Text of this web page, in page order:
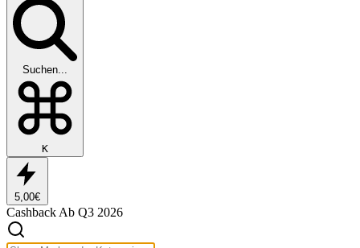
Suchen...
K
5,00€
CashbackAb Q3 2026